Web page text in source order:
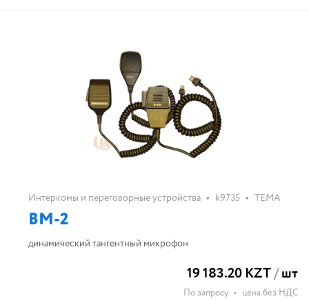
Интеркомы и переговорные устройства • k9735 • ТЕМА
ВМ-2
динамический тангентный микрофон
19 183.20 KZT/шт
По запросу • цена без НДС